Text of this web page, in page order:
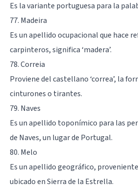
Es la variante portuguesa para la
77. Madeira
Es un apellido ocupacional que hace
carpinteros, significa ‘madera’.
78. Correia
Proviene del castellano ‘correa’, la
cinturones o tirantes.
79. Naves
Es un apellido toponímico para las
de Naves, un lugar de Portugal.
80. Melo
Es un apellido geográfico,
ubicado en Sierra de la Estrella.